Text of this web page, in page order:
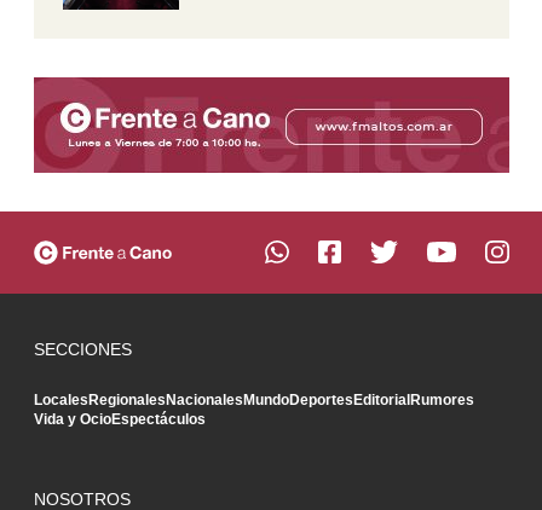
SECCIONES
LocalesRegionalesNacionalesMundoDeportesEditorialRumores
Vida y OcioEspectáculos
NOSOTROS